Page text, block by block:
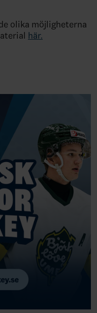
olika möjligheterna
här.